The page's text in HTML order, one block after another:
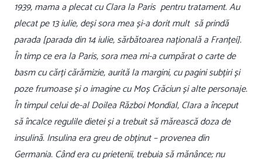
1939, mama a plecat cu Clara la Paris pentru tratament. Au
plecat pe 13 iulie, deși sora mea și-a dorit mult să prindă
parada [parada din 14 iulie, sărbătoarea națională a Franței].
În timp ce era la Paris, sora mea mi-a cumpărat o carte de
basm cu cărți cărămizie, aurită la margini, cu pagini subțiri și
poze frumoase și o imagine cu Moș Crăciun și alte personaje.
În timpul celui de-al Doilea Război Mondial, Clara a început
să încalce regulile dietei și a trebuit să mărească doza de
insulină. Insulina era greu de obținut – provenea din
Germania. Când era cu prietenii, trebuia să mănânce; nu